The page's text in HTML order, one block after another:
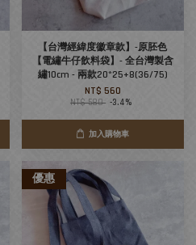
【台灣經緯度徽章款】-原胚色
【電繡牛仔飲料袋】- 全台灣製含
繡10cm - 兩款20*25+8(36/75)
NT$ 560
NT$ 580 -3.4%
加入購物車
優惠